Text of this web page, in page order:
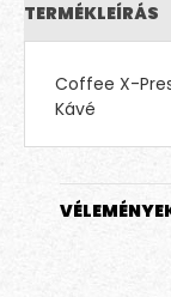
TERMÉKLEÍRÁS
Coffee X-
Kávé